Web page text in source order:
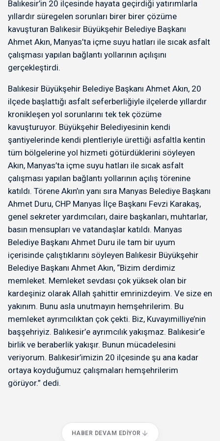
Balıkesir’in 20 ilçesinde hayata geçirdiği yatırımlarla
yıllardır süregelen sorunları birer birer çözüme
kavuşturan Balıkesir Büyükşehir Belediye Başkanı
Ahmet Akın, Manyas’ta içme suyu hatları ile sıcak asfalt
çalışması yapılan bağlantı yollarının açılışını
gerçekleştirdi.
Balıkesir Büyükşehir Belediye Başkanı Ahmet Akın, 20
ilçede başlattığı asfalt seferberliğiyle ilçelerde yıllardır
kronikleşen yol sorunlarını tek tek çözüme
kavuşturuyor. Büyükşehir Belediyesinin kendi
şantiyelerinde kendi plentleriyle ürettiği asfaltla kentin
tüm bölgelerine yol hizmeti götürdüklerini söyleyen
Akın, Manyas’ta içme suyu hatları ile sıcak asfalt
çalışması yapılan bağlantı yollarının açılış törenine
katıldı. Törene Akın’ın yanı sıra Manyas Belediye Başkanı
Ahmet Duru, CHP Manyas İlçe Başkanı Fevzi Karakaş,
genel sekreter yardımcıları, daire başkanları, muhtarlar,
basın mensupları ve vatandaşlar katıldı. Manyas
Belediye Başkanı Ahmet Duru ile tam bir uyum
içerisinde çalıştıklarını söyleyen Balıkesir Büyükşehir
Belediye Başkanı Ahmet Akın, “Bizim derdimiz
memleket. Memleket sevdası çok yüksek olan bir
kardeşiniz olarak Allah şahittir emrinizdeyim. Ve size en
yakınım. Bunu asla unutmayın hemşehrilerim. Bu
memleket ayrımcılıktan çok çekti. Biz, Kuvayımilliye’nin
başşehriyiz. Balıkesir’e ayrımcılık yakışmaz. Balıkesir’e
birlik ve beraberlik yakışır. Bunun mücadelesini
veriyorum. Balıkesir’imizin 20 ilçesinde şu ana kadar
ortaya koyduğumuz çalışmaları hemşehrilerim
görüyor.” dedi.
HABER DEVAM EDIYOR